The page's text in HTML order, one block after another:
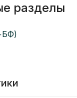
разделы